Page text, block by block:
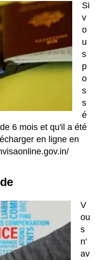
Si
v
o
u
s
p
o
s
s
é
6 mois et qu'il a été
en ligne en
V
ou
s
n'
av